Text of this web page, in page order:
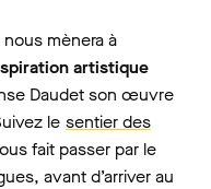
mènera à
artistique
Daudet son œuvre
le sentier des
fait passer par le
avant d’arriver au